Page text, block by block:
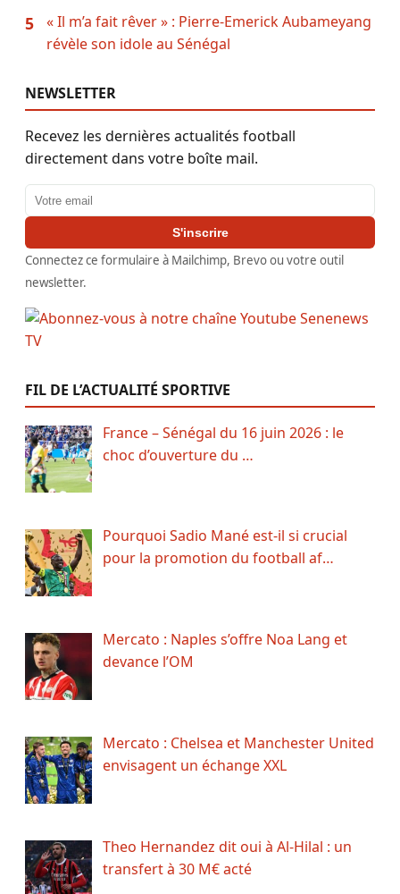
5
« Il m’a fait rêver » : Pierre-Emerick Aubameyang
révèle son idole au Sénégal
NEWSLETTER
Recevez les dernières actualités football
directement dans votre boîte mail.
Adresse email
S'inscrire
Connectez ce formulaire à Mailchimp, Brevo ou votre outil
newsletter.
FIL DE L’ACTUALITÉ SPORTIVE
France – Sénégal du 16 juin 2026 : le
choc d’ouverture du …
Pourquoi Sadio Mané est-il si crucial
pour la promotion du football af…
Mercato : Naples s’offre Noa Lang et
devance l’OM
Mercato : Chelsea et Manchester United
envisagent un échange XXL
Theo Hernandez dit oui à Al-Hilal : un
transfert à 30 M€ acté